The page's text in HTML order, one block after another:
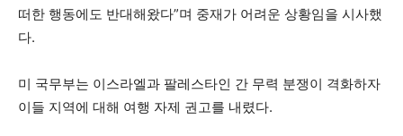
떠한 행동에도 반대해왔다”며 중재가 어려운 상황임을 시사했
다.
미 국무부는 이스라엘과 팔레스타인 간 무력 분쟁이 격화하자
이들 지역에 대해 여행 자제 권고를 내렸다.